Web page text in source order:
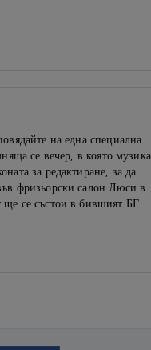
на една специална
се вечер, в която
за редактиране, за да
фризьорски салон Люси в
се състои в бившият БГ